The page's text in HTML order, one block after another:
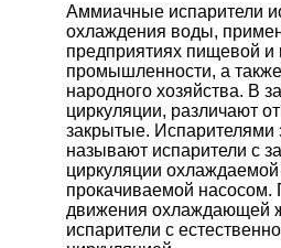
Аммиачные испарители
охлаждения воды,
предприятиях пищевой
промышленности, а
народного хозяйства. В
циркуляции, различают
закрытые. Испарителями
называют испарители с
циркуляции охлаждаемой
прокачиваемой насосом.
движения охлаждающей
испарители с